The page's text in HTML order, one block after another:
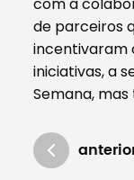
de parceiros
incentivaram
iniciativas, a
Semana,